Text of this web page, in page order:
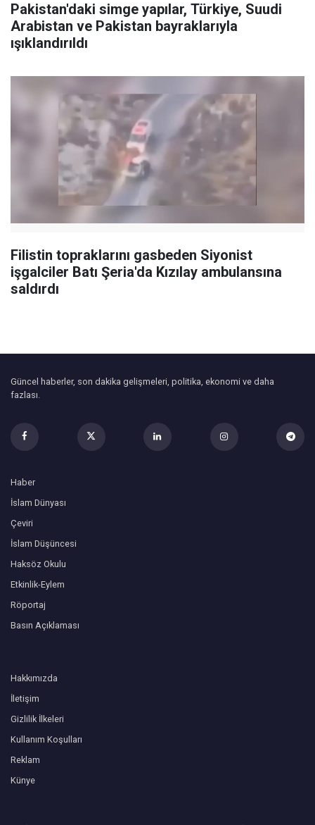
Pakistan'daki simge yapılar, Türkiye, Suudi
Arabistan ve Pakistan bayraklarıyla
ışıklandırıldı
Filistin topraklarını gasbeden Siyonist
işgalciler Batı Şeria'da Kızılay ambulansına
saldırdı
Güncel haberler, son dakika gelişmeleri, politika, ekonomi ve daha
fazlası.
Haber
İslam Dünyası
Çeviri
İslam Düşüncesi
Haksöz Okulu
Etkinlik-Eylem
Röportaj
Basın Açıklaması
Hakkımızda
İletişim
Gizlilik İlkeleri
Kullanım Koşulları
Reklam
Künye